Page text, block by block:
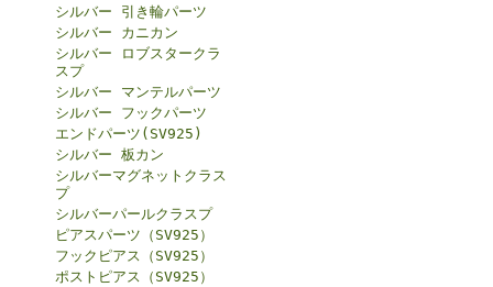
シルバー 引き輪パーツ
シルバー カニカン
シルバー ロブスタークラ
スプ
シルバー マンテルパーツ
シルバー フックパーツ
エンドパーツ(SV925)
シルバー 板カン
シルバーマグネットクラス
プ
シルバーパールクラスプ
ピアスパーツ（SV925）
フックピアス（SV925）
ポストピアス（SV925）